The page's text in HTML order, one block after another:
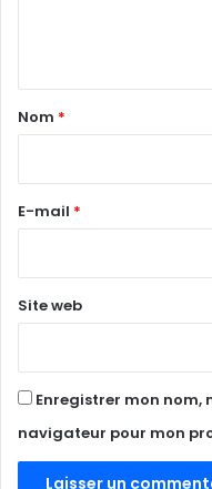
a
e
Nom *
E-mail *
Site web
Enregistrer mon nom,
navigateur pour mon